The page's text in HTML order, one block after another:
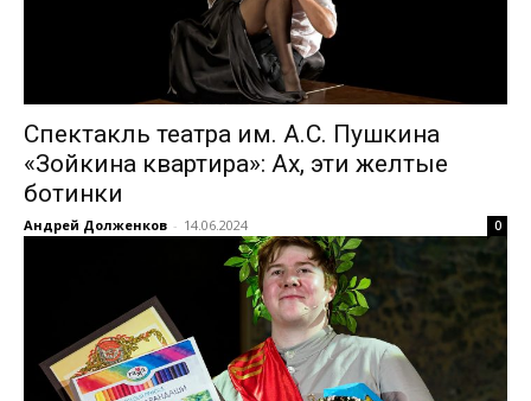
Спектакль театра им. А.С. Пушкина
«Зойкина квартира»: Ах, эти желтые
ботинки
Андрей Долженков - 14.06.2024 0